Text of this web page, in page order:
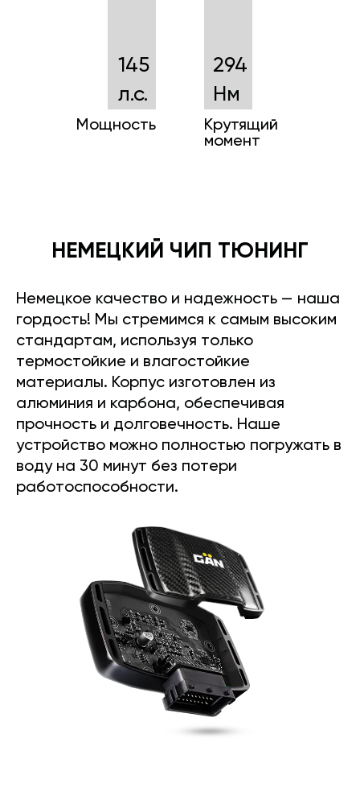
145
л.с.
Мощность
294
Нм
Крутящий
момент
НЕМЕЦКИЙ ЧИП ТЮНИНГ
Немецкое качество и надежность — наша
гордость! Мы стремимся к самым высоким
стандартам, используя только
термостойкие и влагостойкие
материалы. Корпус изготовлен из
алюминия и карбона, обеспечивая
прочность и долговечность. Наше
устройство можно полностью погружать в
воду на 30 минут без потери
работоспособности.